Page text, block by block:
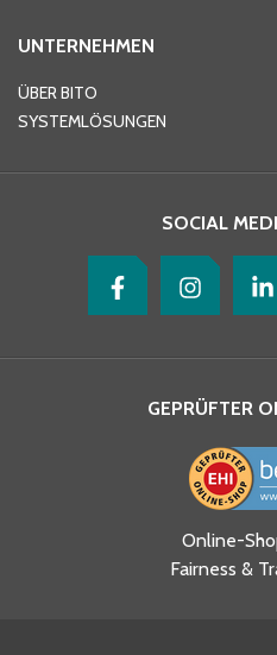
Ja, ich habe
und
UNTERNEHMEN
ÜBER BITO
SYSTEMLÖSUNGEN
SOCIAL
GEPRÜFTER
Online-
Fairness &